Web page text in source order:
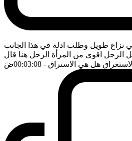
نزاع طويل وطلب ادلة في هذا الجانب
الرجل اقوى من المرأة الرجل هنا قال
هل هي الاستراق - 00:03:08 ضَ